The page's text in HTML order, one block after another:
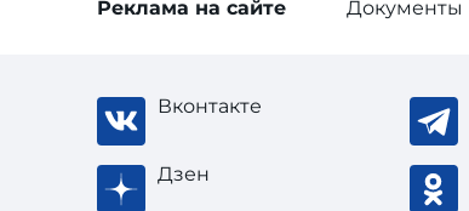
Реклама на сайте Документы
Вконтакте
Дзен